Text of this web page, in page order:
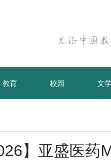
教育 校园 文
】亚盛医